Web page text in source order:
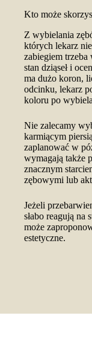
Kto może
Z wybielania
których lekarz
zabiegiem
stan dziąseł i
ma dużo koron,
odcinku, lekarz
koloru po
Nie zalecamy
karmiącym
zaplanować w
wymagają także
znacznym
zębowymi lub
Jeżeli
słabo reagują na
może
estetyczne.